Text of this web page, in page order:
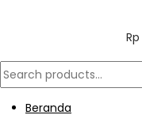
Rp
Search
for:>
Beranda